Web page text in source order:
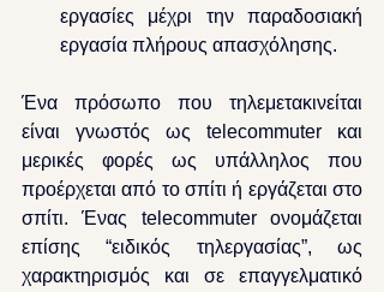
εργασίες μέχρι την παραδοσιακή
εργασία πλήρους απασχόλησης.
Ένα πρόσωπο που τηλεμετακινείται
είναι γνωστός ως telecommuter και
μερικές φορές ως υπάλληλος που
προέρχεται από το σπίτι ή εργάζεται στο
σπίτι. Ένας telecommuter ονομάζεται
επίσης “ειδικός τηλεργασίας”, ως
χαρακτηρισμός και σε επαγγελματικό